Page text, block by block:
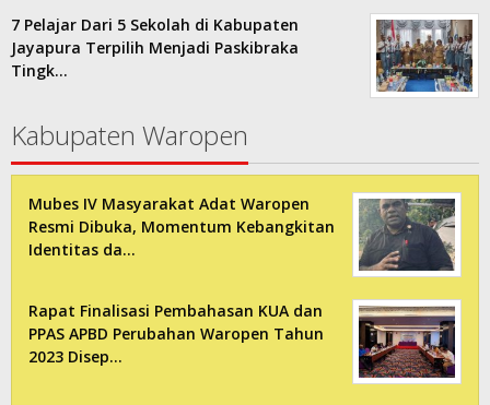
7 Pelajar Dari 5 Sekolah di Kabupaten
Jayapura Terpilih Menjadi Paskibraka
Tingk…
Kabupaten Waropen
Mubes IV Masyarakat Adat Waropen
Resmi Dibuka, Momentum Kebangkitan
Identitas da…
Rapat Finalisasi Pembahasan KUA dan
PPAS APBD Perubahan Waropen Tahun
2023 Disep…